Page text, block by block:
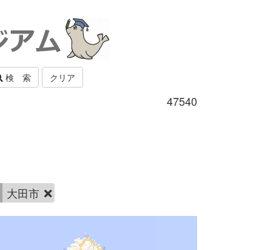
検 索 クリア
47540
大田市